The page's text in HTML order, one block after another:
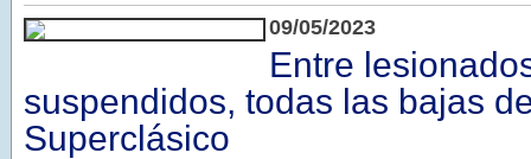
09/05/2023
Entre
suspendidos, todas las bajas
Superclásico